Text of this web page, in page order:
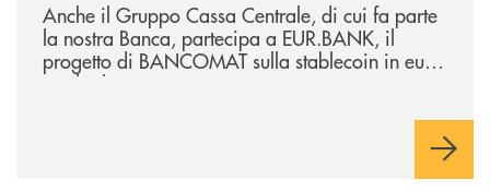
Anche il Gruppo Cassa Centrale, di cui fa parte
la nostra Banca, partecipa a EUR.BANK, il
progetto di BANCOMAT sulla stablecoin in euro
e sul relativo ecosistema